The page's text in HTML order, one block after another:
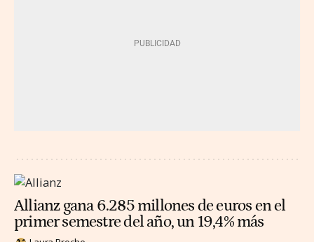
Allianz gana 6.285 millones de euros en el
primer semestre del año, un 19,4% más